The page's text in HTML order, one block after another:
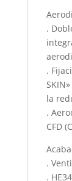
.
.
la
.
CFD
.
.